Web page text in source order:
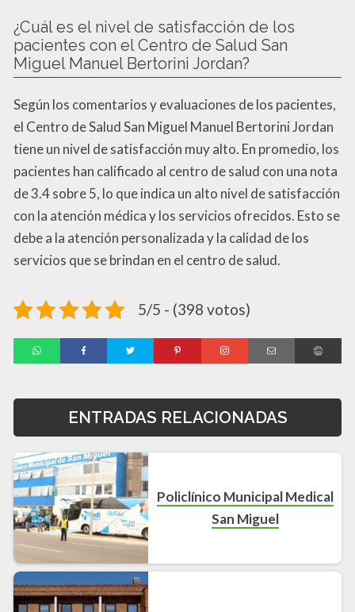
¿Cuál es el nivel de satisfacción de los
pacientes con el Centro de Salud San
Miguel Manuel Bertorini Jordan?
Según los comentarios y evaluaciones de los pacientes,
el Centro de Salud San Miguel Manuel Bertorini Jordan
tiene un nivel de satisfacción muy alto. En promedio, los
pacientes han calificado al centro de salud con una nota
de 3.4 sobre 5, lo que indica un alto nivel de satisfacción
con la atención médica y los servicios ofrecidos. Esto se
debe a la atención personalizada y la calidad de los
servicios que se brindan en el centro de salud.
5/5 - (398 votos)
ENTRADAS RELACIONADAS
Policlínico Municipal Medical
San Miguel